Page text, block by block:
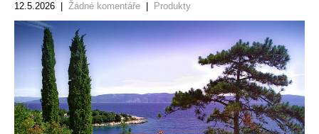
12.5.2026 Žádné komentáře Produkty